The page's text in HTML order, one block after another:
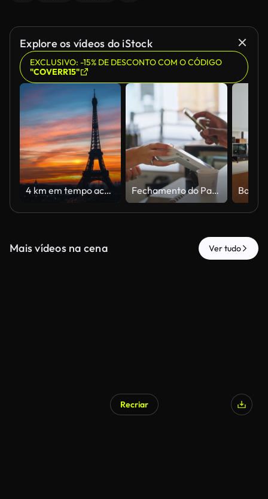
Explore os vídeos do iStock
EXCLUSIVO: -15% DE DESCONTO COM O CÓDIGO
"COVERR15"
4 km em tempo acelerado: Torre Eiffel ao pôr do sol em Paris, França Fechamento do Pagamento Sem Contato com Smartphone
Mais vídeos na cena Ver tudo
Recriar